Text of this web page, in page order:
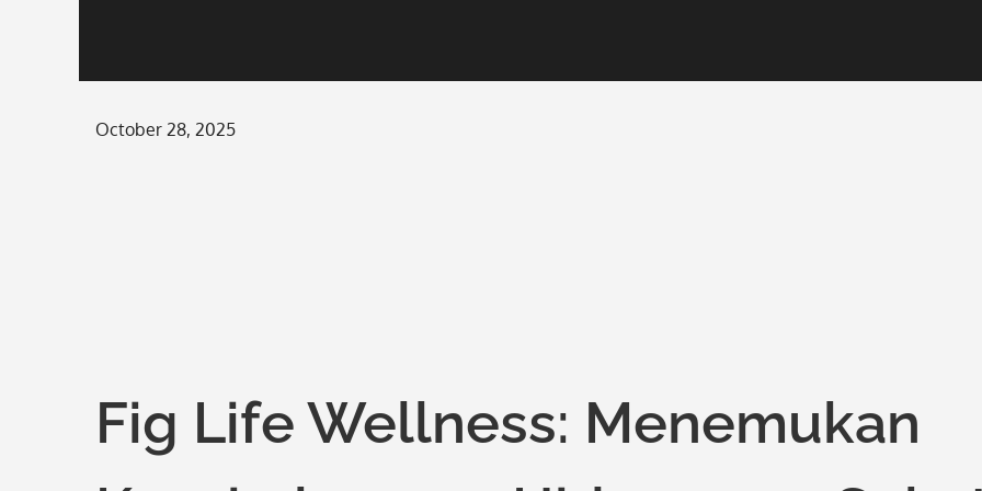
Posted
October 28, 2025
Fig Life Wellness: Menemukan